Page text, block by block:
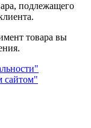
подлежащего
товара вы
сайтом"